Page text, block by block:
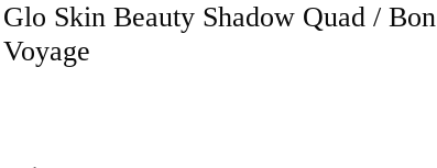
Glo Skin Beauty Shadow Quad / Bon
Voyage